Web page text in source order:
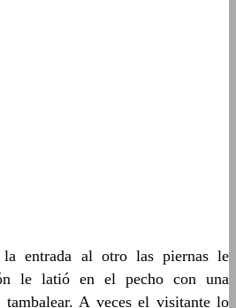
la entrada al otro las piernas le
le latió en el pecho con una
A veces el visitante lo